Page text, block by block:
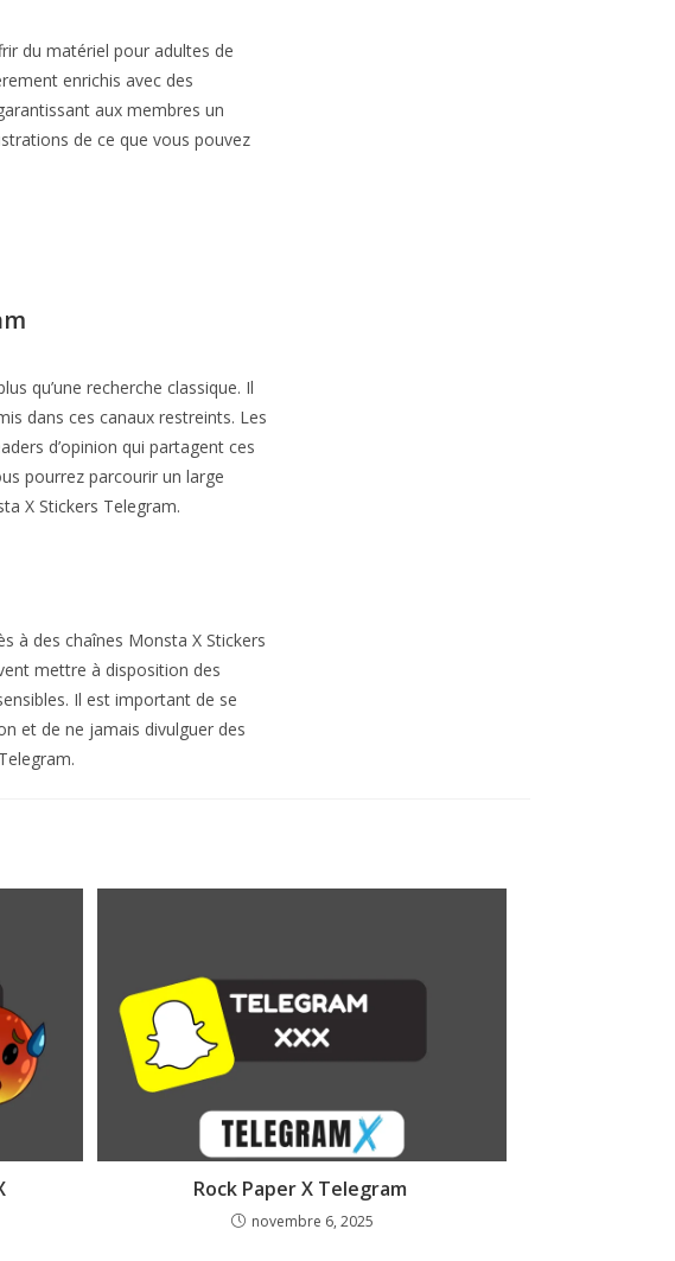
du matériel pour adultes de
enrichis avec des
aux membres un
de ce que vous pouvez
qu’une recherche classique. Il
dans ces canaux restreints. Les
d’opinion qui partagent ces
pourrez parcourir un large
X Stickers Telegram.
à des chaînes Monsta X Stickers
mettre à disposition des
Il est important de se
et de ne jamais divulguer des
Rock Paper X Telegram
novembre 6, 2025